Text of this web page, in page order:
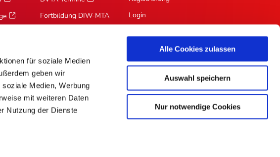
für soziale Medien
geben wir
Medien, Werbung
mit weiteren Daten
Nutzung der Dienste
Alle Cookies zulassen
Auswahl speichern
Nur notwendige Cookies
Fortbildung DIW-MTA
Login
RSS-Feed
Für Autoren